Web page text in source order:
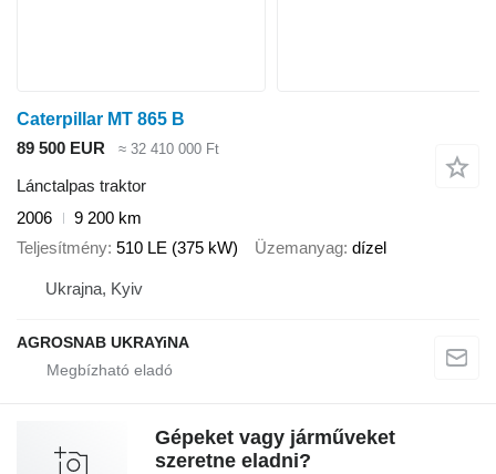
Caterpillar MT 865 B
89 500 EUR
≈ 32 410 000 Ft
Lánctalpas traktor
2006
9 200 km
Teljesítmény 510 LE (375 kW) Üzemanyag dízel
Ukrajna, Kyiv
AGROSNAB UKRAYiNA
Gépeket vagy járműveket
szeretne eladni?